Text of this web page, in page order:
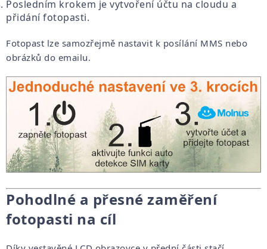
Posledním krokem je vytvoření účtu na cloudu a
přidání fotopasti.
Fotopast lze samozřejmě nastavit k posílání MMS nebo
obrázků do emailu.
Pohodlné a přesné zaměření
fotopasti na cíl